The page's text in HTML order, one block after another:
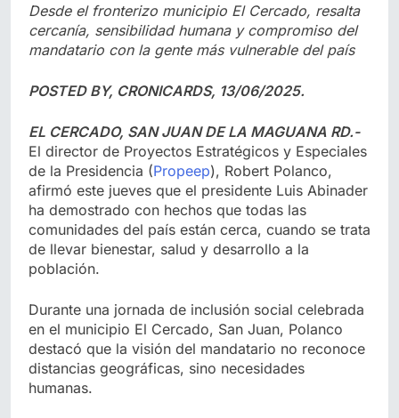
Desde el fronterizo municipio El Cercado, resalta
cercanía, sensibilidad humana y compromiso del
mandatario con la gente más vulnerable del país
POSTED BY, CRONICARDS, 13/06/2025.
EL CERCADO, SAN JUAN DE LA MAGUANA RD.-
El director de Proyectos Estratégicos y Especiales
de la Presidencia (Propeep), Robert Polanco,
afirmó este jueves que el presidente Luis Abinader
ha demostrado con hechos que todas las
comunidades del país están cerca, cuando se trata
de llevar bienestar, salud y desarrollo a la
población.
Durante una jornada de inclusión social celebrada
en el municipio El Cercado, San Juan, Polanco
destacó que la visión del mandatario no reconoce
distancias geográficas, sino necesidades
humanas.